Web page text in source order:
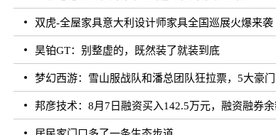
双虎-全屋家具意大利设计师家具全国巡展火爆来袭
昊铂GT：别整虚的，既然装了就装到底
梦幻西游：雪山服战队和潘总团队狂拉票，5大豪
邦彦技术：8月7日融资买入142.5万元，融资融券